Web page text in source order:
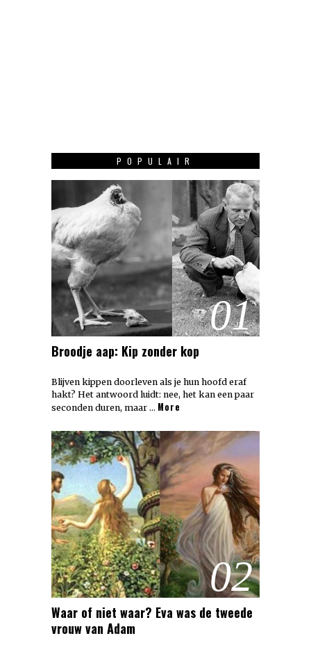
POPULAIR
01
Broodje aap: Kip zonder kop
Blijven kippen doorleven als je hun hoofd eraf
hakt? Het antwoord luidt: nee, het kan een paar
seconden duren, maar … More
02
Waar of niet waar? Eva was de tweede
vrouw van Adam